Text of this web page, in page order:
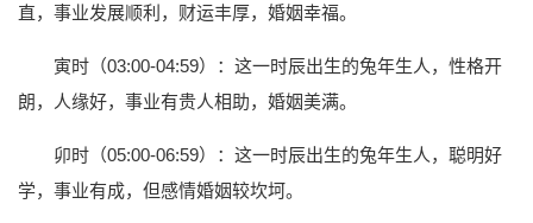
直，事业发展顺利，财运丰厚，婚姻幸福。
寅时（03:00-04:59）：这一时辰出生的兔年生人，性格开
朗，人缘好，事业有贵人相助，婚姻美满。
卯时（05:00-06:59）：这一时辰出生的兔年生人，聪明好
学，事业有成，但感情婚姻较坎坷。